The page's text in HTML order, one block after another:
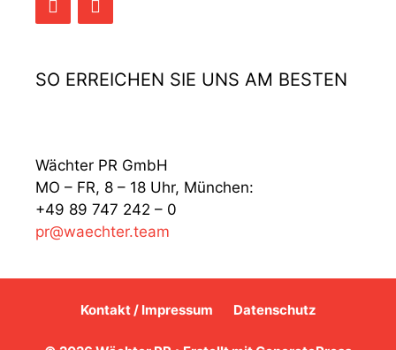
SO ERREICHEN SIE UNS AM BESTEN
Wächter PR GmbH
MO – FR, 8 – 18 Uhr, München:
+49 89 747 242 – 0
pr@waechter.team
Kontakt / Impressum Datenschutz